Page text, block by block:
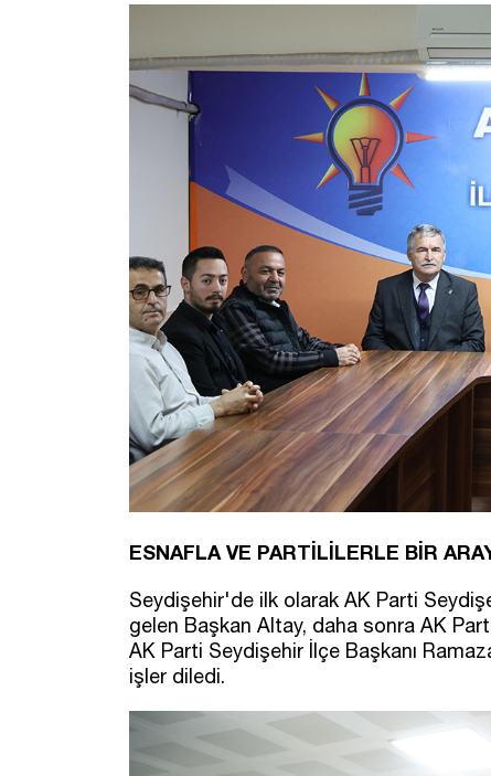
ESNAFLA VE PARTİLİLERLE BİR
Seydişehir'de ilk olarak AK Parti
gelen Başkan Altay, daha sonra AK
AK Parti Seydişehir İlçe Başkanı
işler diledi.